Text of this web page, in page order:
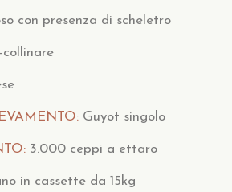
con presenza di scheletro
collinare
Guyot singolo
3.000 ceppi a ettaro
in cassette da 15kg